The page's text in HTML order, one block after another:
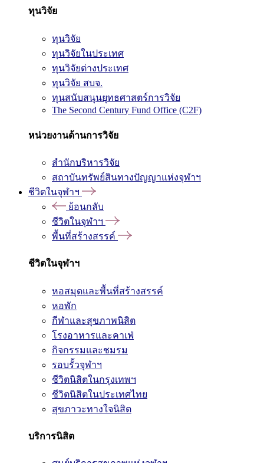
ทุนวิจัย
ทุนวิจัย
ทุนวิจัยในประเทศ
ทุนวิจัยต่างประเทศ
ทุนวิจัย สบจ.
ทุนสนับสนุนยุทธศาสตร์การวิจัย
The Second Century Fund Office (C2F)
หน่วยงานด้านการวิจัย
สำนักบริหารวิจัย
สถาบันทรัพย์สินทางปัญญาแห่งจุฬาฯ
ชีวิตในจุฬาฯ
ย้อนกลับ
ชีวิตในจุฬาฯ
พื้นที่สร้างสรรค์
ชีวิตในจุฬาฯ
หอสมุดและพื้นที่สร้างสรรค์
หอพัก
กีฬาและสุขภาพนิสิต
โรงอาหารและคาเฟ่
กิจกรรมและชมรม
รอบรั้วจุฬาฯ
ชีวิตนิสิตในกรุงเทพฯ
ชีวิตนิสิตในประเทศไทย
สุขภาวะทางใจนิสิต
บริการนิสิต